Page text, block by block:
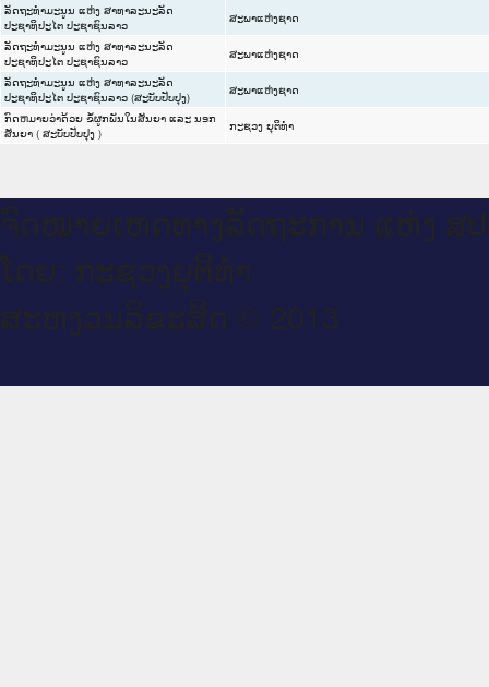
ລັດຖະທຳມະນູນ ແຫ່ງ ສາທາລະນະລັດ
ປະຊາທິປະໄຕ ປະຊາຊົນລາວ
ສະພາແຫ່ງຊາດ
ລັດຖະທຳມະນູນ ແຫ່ງ ສາທາລະນະລັດ
ປະຊາທິປະໄຕ ປະຊາຊົນລາວ
ສະພາແຫ່ງຊາດ
ລັດຖະທຳມະນູນ ແຫ່ງ ສາທາລະນະລັດ
ປະຊາທິປະໄຕ ປະຊາຊົນລາວ (ສະບັບປັບປຸງ)
ສະພາແຫ່ງຊາດ
ກົດຫມາຍວ່າດ້ວຍ ຂໍ້ຜູກພັນໃນສັນຍາ ແລະ ນອກ
ສັນຍາ ( ສະບັບປັບປຸງ )
ກະຊວງ ຍຸຕິທໍາ
ຈົດ​ໝາຍ​ເຫດ​ທາງ​ລັດ​ຖະ​ການ ແຫ່ງ ສ​
ໂດຍ: ກະ​ຊວງຍຸ​ຕິ​ທຳ
ສະ​ຫງວນ​ລິ​ຂະ​ສິດ © 2013